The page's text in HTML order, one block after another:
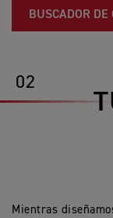
BUSCADOR DE
02
Mientras